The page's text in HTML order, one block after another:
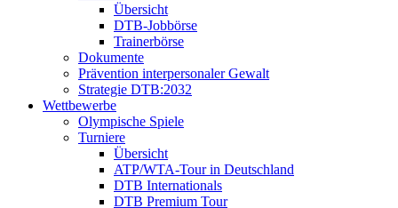
Übersicht
DTB-Jobbörse
Trainerbörse
Dokumente
Prävention interpersonaler Gewalt
Strategie DTB:2032
Wettbewerbe
Olympische Spiele
Turniere
Übersicht
ATP/WTA-Tour in Deutschland
DTB Internationals
DTB Premium Tour